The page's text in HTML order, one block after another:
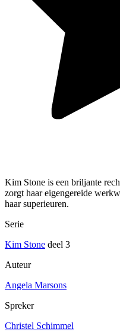
Kim Stone is een briljante
zorgt haar eigengereide
haar superieuren.
Serie
Kim Stone deel 3
Auteur
Angela Marsons
Spreker
Christel Schimmel